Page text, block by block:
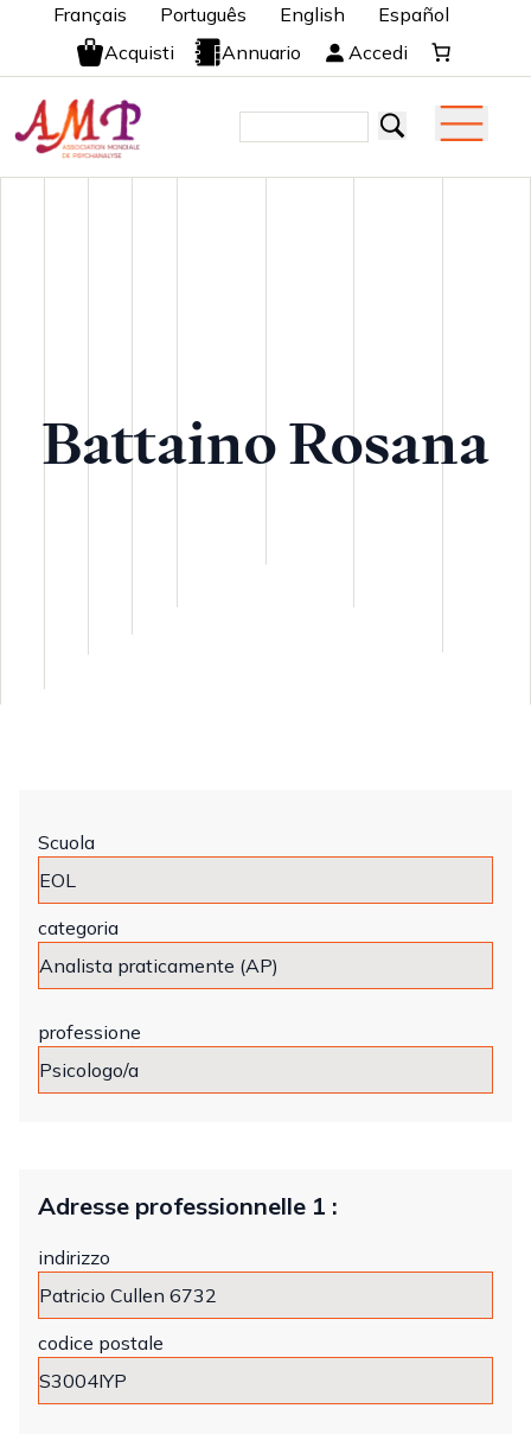
Français Português English
Español
Acquisti
Annuario Accedi
Battaino Rosana
Scuola
categoria
professione
Adresse professionnelle 1 :
indirizzo
codice postale